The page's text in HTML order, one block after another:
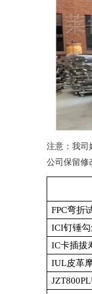
注意：我司
公司保留修
FPC弯折
ICI钉锤
IC卡插拔
IUL皮革